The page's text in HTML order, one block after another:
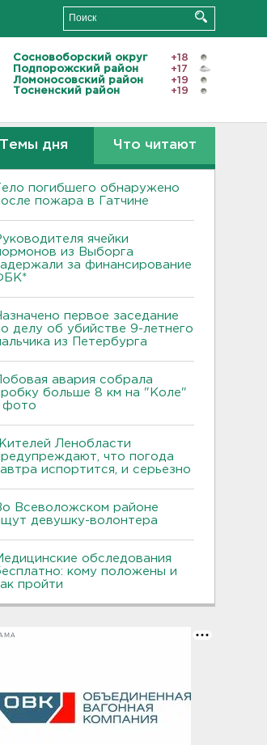
Сосновоборский округ
+18
Подпорожский район
+17
Ломоносовский район
+19
Тосненский район
+19
Темы дня Что читают
погибшего обнаружено
пожара в Гатчине
ячейки
из Выборга
за финансирование
первое заседание
делу об убийстве 9-летнего
из Петербурга
авария собрала
больше 8 км на "Коле"
фото
Ленобласти
что погода
испортится, и серьезно
Всеволожском районе
девушку-волонтера
обследования
кому положены и
пройти